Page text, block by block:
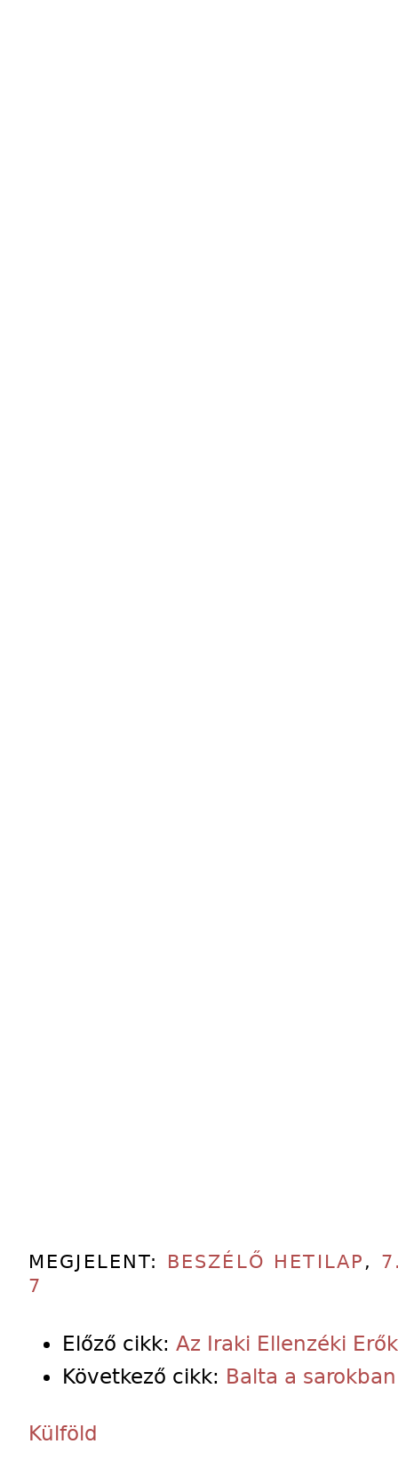
MEGJELENT: BESZÉLŐ HETILAP ,
7
Előző cikk: Az Iraki Ellenzéki
Következő cikk: Balta a sarokban
Külföld